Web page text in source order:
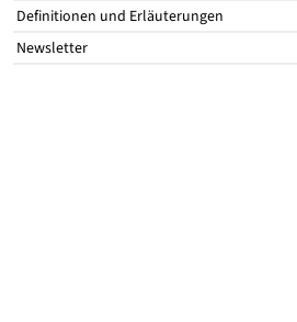
Definitionen und Erläuterungen
Newsletter